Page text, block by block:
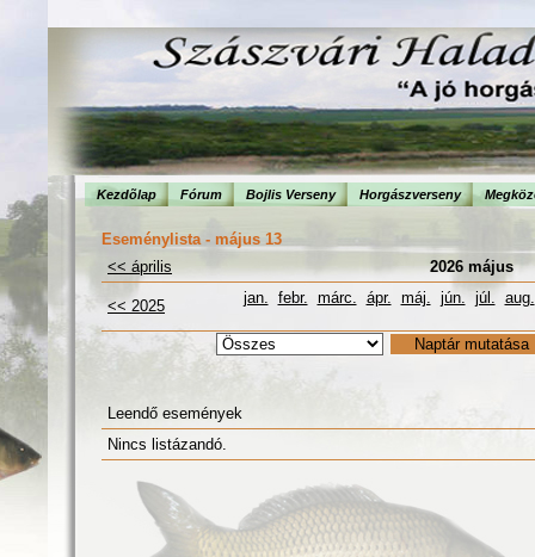
Kezdõlap Fórum Bojlis Verseny Horgászverseny
Eseménylista - május 13
<< április
2026 május
<< 2025 jan. febr. márc. ápr. máj. jún. júl. aug.
Leendő események
Nincs listázandó.